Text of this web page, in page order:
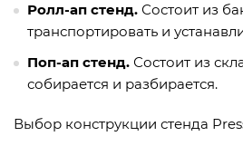
Ролл-ап стенд. Состоит из
транспортировать и
Поп-ап стенд. Состоит из
собирается и разбирается.
Выбор конструкции стенда